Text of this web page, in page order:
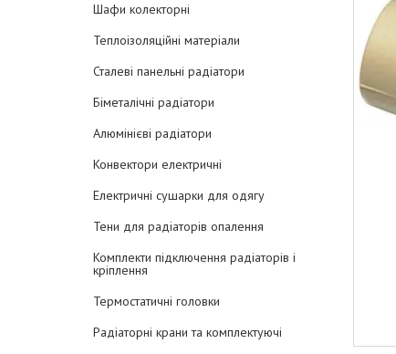
Шафи колекторні
Теплоізоляційні матеріали
Сталеві панельні радіатори
Біметалічні радіатори
Алюмінієві радіатори
Конвектори електричні
Електричні сушарки для одягу
Тени для радіаторів опалення
Комплекти підключення радіаторів і
кріплення
Термостатичні головки
Радіаторні крани та комплектуючі